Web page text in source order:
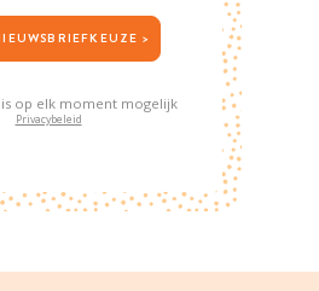
JOUW NIEUWSBRIEFKEUZE >
op elk moment mogelijk
Privacybeleid